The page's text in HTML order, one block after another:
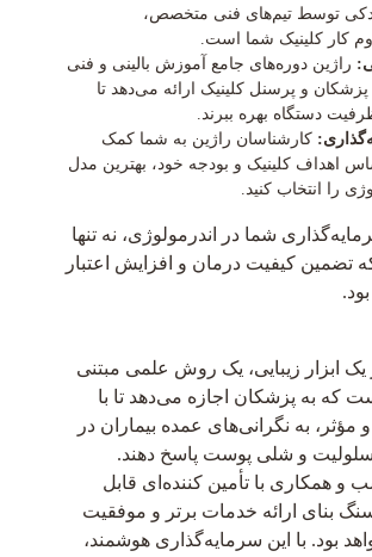
توسط تیم‌های فنی متخصص،
کار کلینیک شما است.
راژین دوره‌های جامع آموزش بالینی و فنی
پزشکان و پرسنل کلینیک ارائه می‌دهد تا
ظرفیت دستگاه بهره ببرند.
کارشناسان راژین به شما کمک
اهداف کلینیک و بودجه خود، بهترین مدل
را انتخاب کنید.
شما در اندرمولوژی، نه تنها
تضمین کیفیت درمان و افزایش اعتبار
یک ابزار زیبایی، یک روش علمی مبتنی
که به پزشکان اجازه می‌دهد تا با
به نگرانی‌های عمده بیماران در
سلولیت و شلی پوست پاسخ دهند.
و همکاری با تأمین کننده‌ای قابل
سنگ بنای ارائه خدمات برتر و موفقیت
بود. با این سرمایه‌گذاری هوشمند،